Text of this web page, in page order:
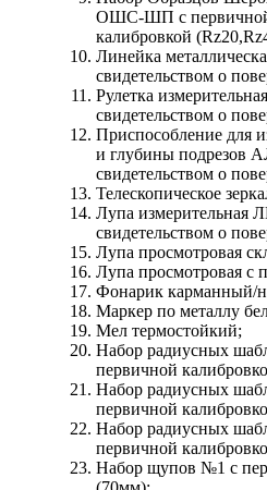
ОШС-ШП с
калибровкой
Линейка
свидетельством о
Рулетка
свидетельством о
Приспособление для
и глубины подрезов
свидетельством о
Телескопическое
Лупа измерительная
свидетельством о
Лупа просмотровая
Лупа просмотровая с
Фонарик карманный/
Маркер по металлу
Мел термостойкий;
Набор радиусных
первичной
Набор радиусных
первичной
Набор радиусных
первичной
Набор щупов №1 с